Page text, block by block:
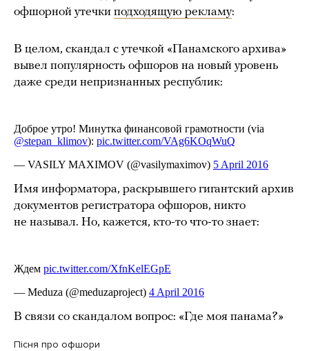
офшорной утечки подходящую рекламу:
В целом, скандал с утечкой «Панамского архива»
вывел популярность офшоров на новый уровень
даже среди непризнанных республик:
Имя информатора, раскрывшего гигантский архив
документов регистратора офшоров, никто
не называл. Но, кажется, кто-то что-то знает:
В связи со скандалом вопрос: «Где моя панама?»
Пісня про офшори